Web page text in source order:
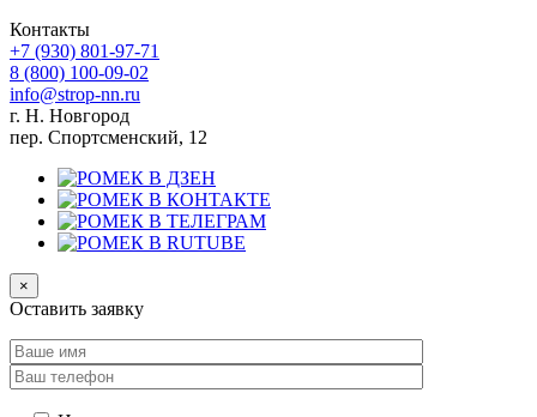
Контакты
+7 (930) 801-97-71
8 (800) 100-09-02
info@strop-nn.ru
г. Н. Новгород
пер. Спортсменский, 12
×
Оставить заявку